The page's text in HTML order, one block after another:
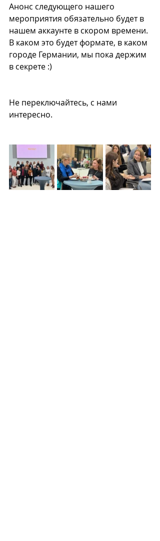
Анонс следующего нашего
мероприятия обязательно будет в
нашем аккаунте в скором времени.
В каком это будет формате, в каком
городе Германии, мы пока держим
в секрете :)
Не переключайтесь, с нами
интересно.